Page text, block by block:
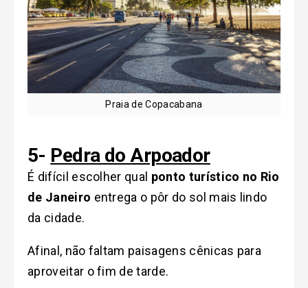
Praia de Copacabana
5- Pedra do Arpoador
É difícil escolher qual ponto turístico no Rio
de Janeiro entrega o pôr do sol mais lindo
da cidade.
Afinal, não faltam paisagens cênicas para
aproveitar o fim de tarde.